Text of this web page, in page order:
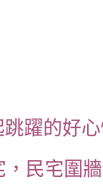
躍的好心
，民宅圍